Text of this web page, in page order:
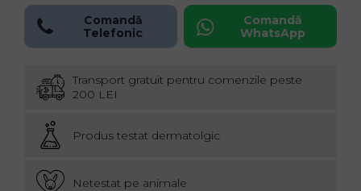
Comandă
Telefonic
Comandă
WhatsApp
Transport gratuit pentru comenzile peste
200 LEI
Produs testat dermatolgic
Netestat pe animale